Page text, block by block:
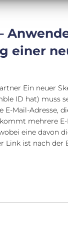
einer
Ein neuer
ID hat) muss
E-Mail-Adresse,
mehrere
eine davon
Link ist nach der